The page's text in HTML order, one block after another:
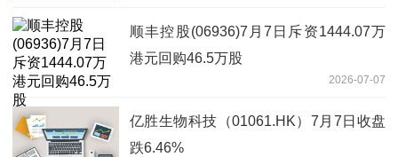
顺丰控股(06936)7月7日斥资1444.07万
港元回购46.5万股
2026-07-07
亿胜生物科技（01061.HK）7月7日收盘
跌6.46%